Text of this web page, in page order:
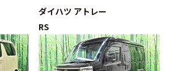
ダイハツ アトレー
RS